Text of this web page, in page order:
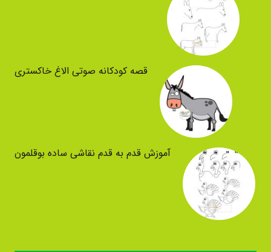
قصه کودکانه صوتی الاغ خاکستری
آموزش قدم به قدم نقاشی ساده بوقلمون